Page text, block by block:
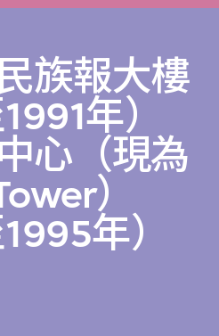
族報大樓
年）
心（現為
）
年）